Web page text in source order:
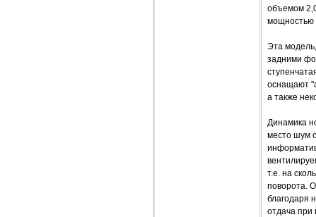
объемом
мощностью
Эта
задними
оснащают
а также
Динамика
место шум
т.е. на
поворота.
благодаря
отдача при